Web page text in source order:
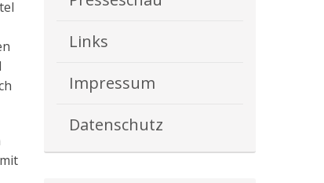
Links
Impressum
Datenschutz